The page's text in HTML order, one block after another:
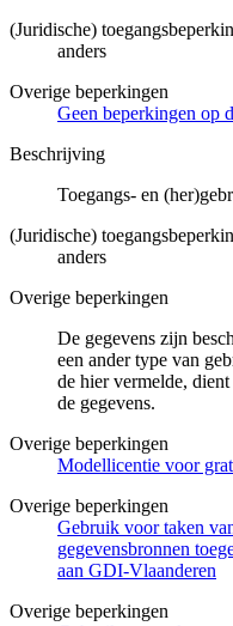
(Juridische)
anders
Overige beperkingen
Geen beperkingen op
Beschrijving
Toegangs- en
(Juridische)
anders
Overige beperkingen
De gegevens zijn
een ander type van
de hier vermelde,
de gegevens.
Overige beperkingen
Modellicentie voor
Overige beperkingen
Gebruik voor taken
gegevensbronnen
aan GDI-Vlaanderen
Overige beperkingen